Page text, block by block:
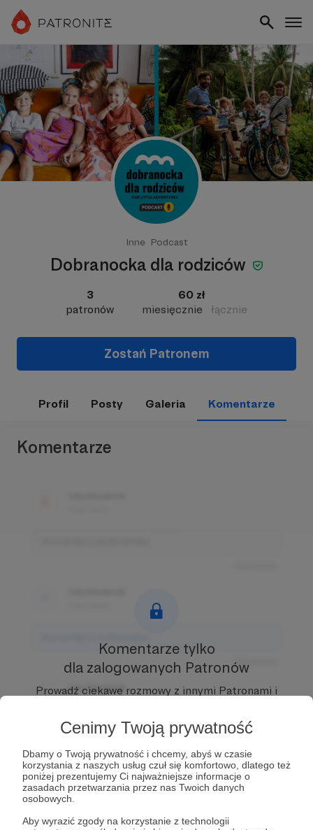
Cenimy Twoją prywatność
Dbamy o Twoją prywatność i chcemy, abyś w czasie
korzystania z naszych usług czuł się komfortowo, dlatego też
poniżej prezentujemy Ci najważniejsze informacje o
zasadach przetwarzania przez nas Twoich danych
osobowych.
Aby wyrazić zgody na korzystanie z technologii
Inne Podcast
Dobranocka dla rodziców
3
patronów
60 zł
miesięcznie
łącznie
Zostań Patronem
Profil Posty Galeria Komentarze
Komentarze
Odpowiedz
Użytkownik
Komentarz użytkownika
Odpowiedz
Użytkownik
3 dni temu
Komentarze tylko
dla zalogowanych Patronów
Prowadź ciekawe rozmowy z innymi Patronami i
Zostań Patronem